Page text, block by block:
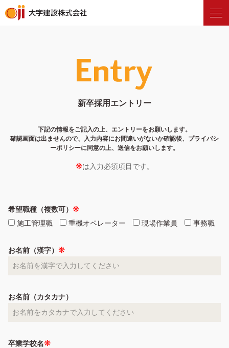
新卒採用エントリー
下記の情報をご記入の上、エントリーをお願いします。
確認画面は出ませんので、入力内容にお間違いがないか確認後、プライバシ
ーポリシーに同意の上、送信をお願いします。
は入力必須項目です。
希望職種（複数可）
施工管理職
重機オペレーター 現場作業員 事務職
お名前（漢字）
お名前（カタカナ）
卒業学校名